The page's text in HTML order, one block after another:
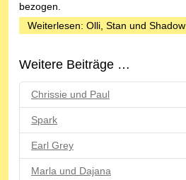
bezogen.
Weiterlesen: Olli, Stan und Shadow
Weitere Beiträge …
Chrissie und Paul
Spark
Earl Grey
Marla und Dajana